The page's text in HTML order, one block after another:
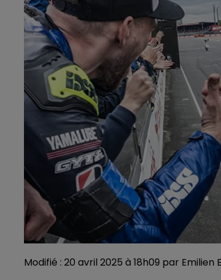
Modifié : 20 avril 2025 à 18h09 par